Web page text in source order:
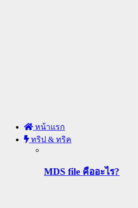
หน้าแรก
ทริป & ทริค
MDS file คืออะไร?